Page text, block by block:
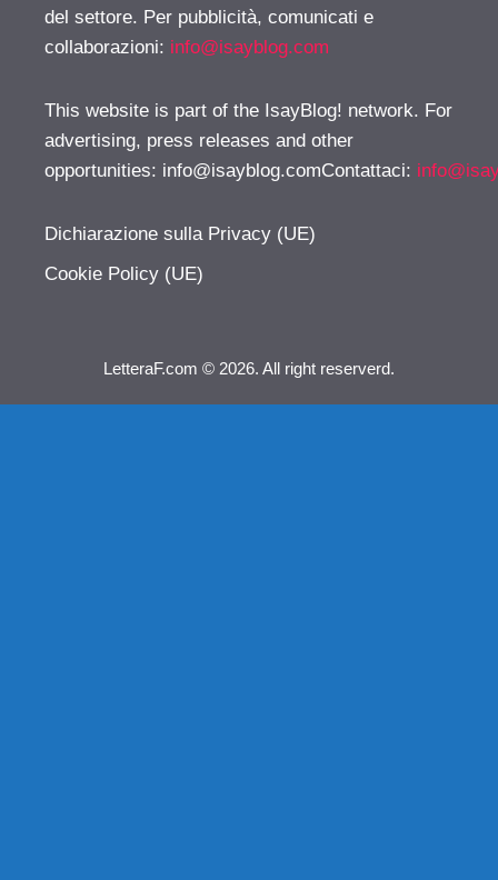
del settore. Per pubblicità, comunicati e
collaborazioni: info@isayblog.com
This website is part of the IsayBlog! network. For
advertising, press releases and other
opportunities: info@isayblog.comContattaci:
Dichiarazione sulla Privacy (UE)
Cookie Policy (UE)
LetteraF.com © 2026. All right reserverd.